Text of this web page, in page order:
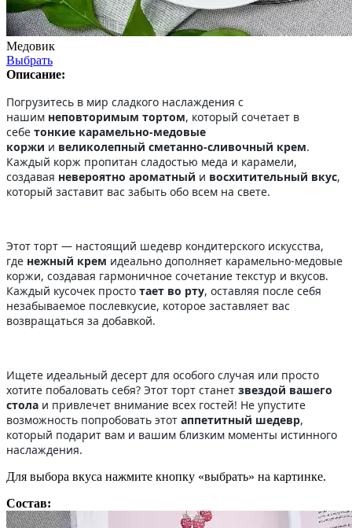
Медовик
Выбрать
Описание:
Погрузитесь в мир сладкого наслаждения с
нашим неповторимым тортом, который сочетает в
себе тонкие карамельно-медовые
коржи и великолепный сметанно-сливочный крем.
Каждый корж пропитан сладостью меда и карамели,
создавая невероятно ароматный и восхитительный вкус,
который заставит вас забыть обо всем на свете.
Этот торт — настоящий шедевр кондитерского искусства,
где нежный крем идеально дополняет карамельно-медовые
коржи, создавая гармоничное сочетание текстур и вкусов.
Каждый кусочек просто тает во рту, оставляя после себя
незабываемое послевкусие, которое заставляет вас
возвращаться за добавкой.
Ищете идеальный десерт для особого случая или просто
хотите побаловать себя? Этот торт станет звездой вашего
стола и привлечет внимание всех гостей! Не упустите
возможность попробовать этот аппетитный шедевр,
который подарит вам и вашим близким моменты истинного
наслаждения.
Для выбора вкуса нажмите кнопку «выбрать» на картинке.
Состав: